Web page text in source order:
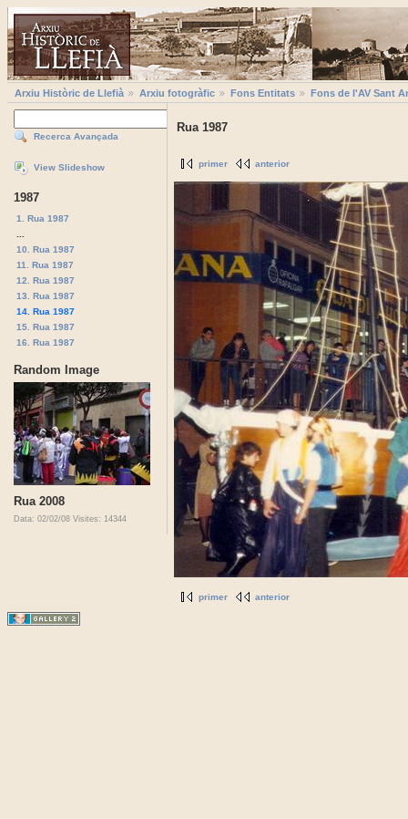
Arxiu Històric de Llefià Arxiu fotogràfic Fons Entitats Fons de l'AV Sant
Recerca Avançada
View Slideshow
1987
1. Rua 1987
10. Rua 1987
11. Rua 1987
12. Rua 1987
13. Rua 1987
14. Rua 1987
15. Rua 1987
16. Rua 1987
Random Image
Rua 2008
Data: 02/02/08 Visites: 14344
Rua 1987
primer anterior
primer anterior